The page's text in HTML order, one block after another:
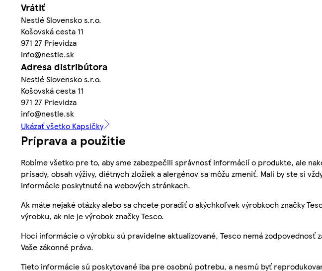
Vrátiť
Nestlé Slovensko s.r.o.
Košovská cesta 11
971 27 Prievidza
info@nestle.sk
Adresa distribútora
Nestlé Slovensko s.r.o.
Košovská cesta 11
971 27 Prievidza
info@nestle.sk
Ukázať všetko Kapsičky
Príprava a použitie
Robíme všetko pre to, aby sme zabezpečili správnosť informácií o produkte, ale
prísady, obsah výživy, diétnych zložiek a alergénov sa môžu zmeniť. Mali by ste si
informácie poskytnuté na webových stránkach.
Ak máte nejaké otázky alebo sa chcete poradiť o akýchkoľvek výrobkoch značky
výrobku, ak nie je výrobok značky Tesco.
Hoci informácie o výrobku sú pravidelne aktualizované, Tesco nemá zodpovednosť
Vaše zákonné práva.
Tieto informácie sú poskytované iba pre osobnú potrebu, a nesmú byť